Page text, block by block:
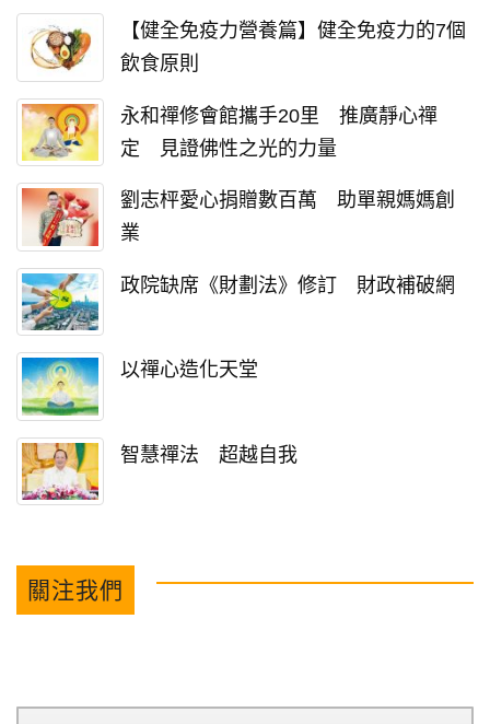
【健全免疫力營養篇】健全免疫力的7個
飲食原則
永和禪修會館攜手20里 推廣靜心禪
定 見證佛性之光的力量
劉志枰愛心捐贈數百萬 助單親媽媽創
業
政院缺席《財劃法》修訂 財政補破網
以禪心造化天堂
智慧禪法 超越自我
關注我們